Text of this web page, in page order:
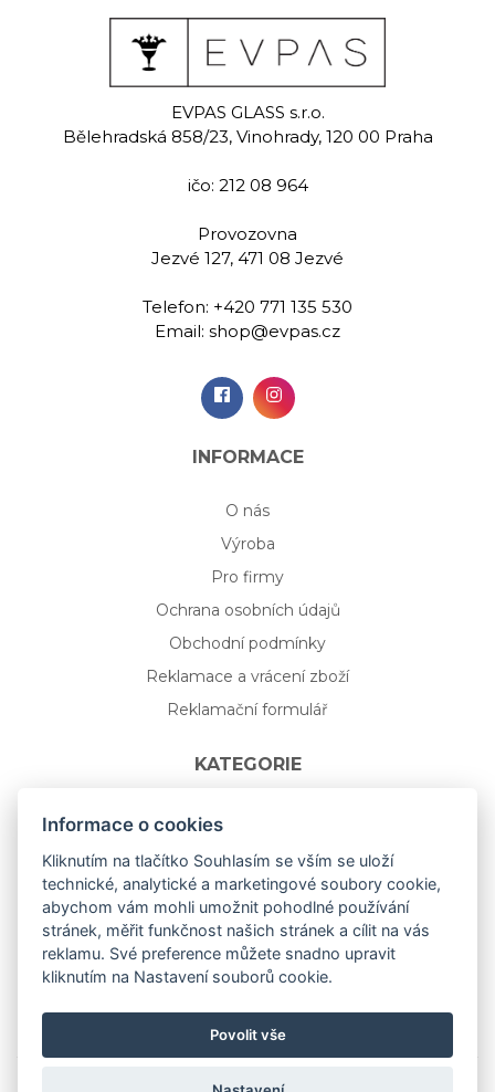
EVPAS GLASS s.r.o.
Bělehradská 858/23, Vinohrady, 120 00 Praha
ičo: 212 08 964
Provozovna
Jezvé 127, 471 08 Jezvé
Telefon: +420 771 135 530
Email: shop@evpas.cz
INFORMACE
O nás
Výroba
Pro firmy
Ochrana osobních údajů
Obchodní podmínky
Reklamace a vrácení zboží
Reklamační formulář
KATEGORIE
Nápojové sklo
Bydlení
Dárkový poukaz na míru
Mystery box
Kolekce
NOVÁ rozkvetlá KOLEKCE 🌸🌼
Informace o cookies
Kliknutím na tlačítko Souhlasím se vším se uloží
technické, analytické a marketingové soubory cookie,
abychom vám mohli umožnit pohodlné používání
stránek, měřit funkčnost našich stránek a cílit na vás
reklamu. Své preference můžete snadno upravit
kliknutím na Nastavení souborů cookie.
Povolit vše